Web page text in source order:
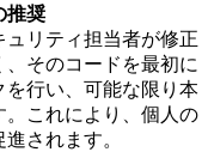
推奨
リティ担当者が修正
そのコードを最初に
行い、可能な限り本
。これにより、個人の
されます。